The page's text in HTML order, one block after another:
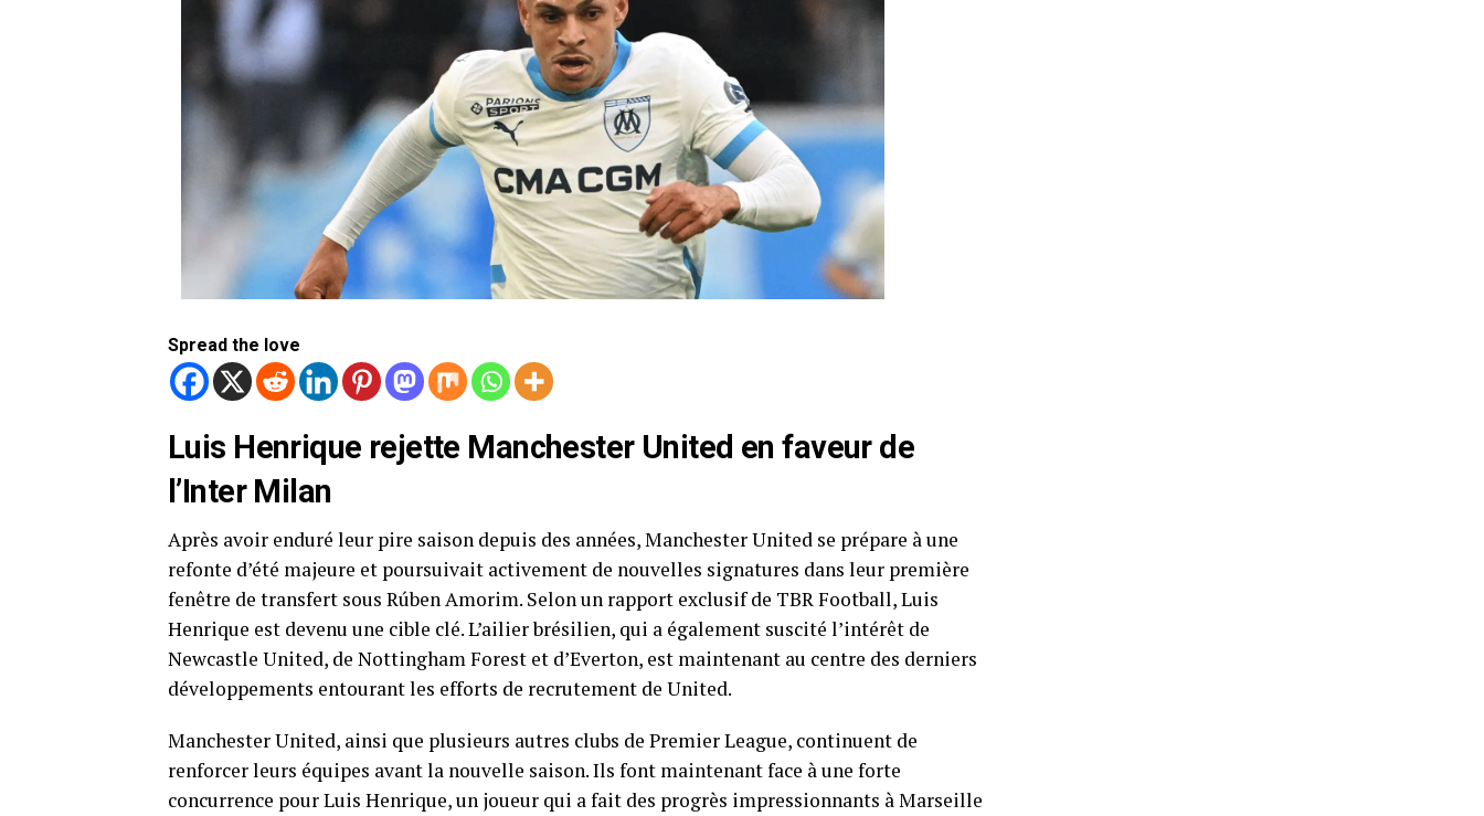
Spread the love
Luis Henrique rejette Manchester United en faveur de
l’Inter Milan
Après avoir enduré leur pire saison depuis des années, Manchester United se prépare à une
refonte d’été majeure et poursuivait activement de nouvelles signatures dans leur première
fenêtre de transfert sous Rúben Amorim. Selon un rapport exclusif de TBR Football, Luis
Henrique est devenu une cible clé. L’ailier brésilien, qui a également suscité l’intérêt de
Newcastle United, de Nottingham Forest et d’Everton, est maintenant au centre des derniers
développements entourant les efforts de recrutement de United.
Manchester United, ainsi que plusieurs autres clubs de Premier League, continuent de
renforcer leurs équipes avant la nouvelle saison. Ils font maintenant face à une forte
concurrence pour Luis Henrique, un joueur qui a fait des progrès impressionnants à Marseille